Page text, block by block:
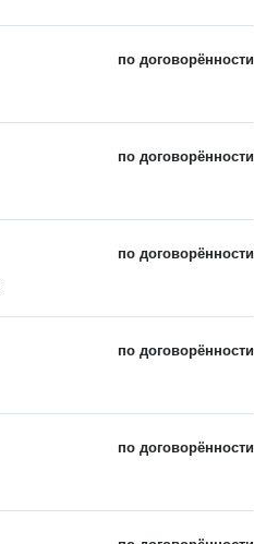
по договорённости
по договорённости
по договорённости
по договорённости
по договорённости